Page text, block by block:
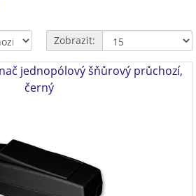
Zobrazit:
jednopólový šňůrový průchozí,
černý